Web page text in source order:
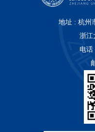
地址 : 杭州
浙江
电话